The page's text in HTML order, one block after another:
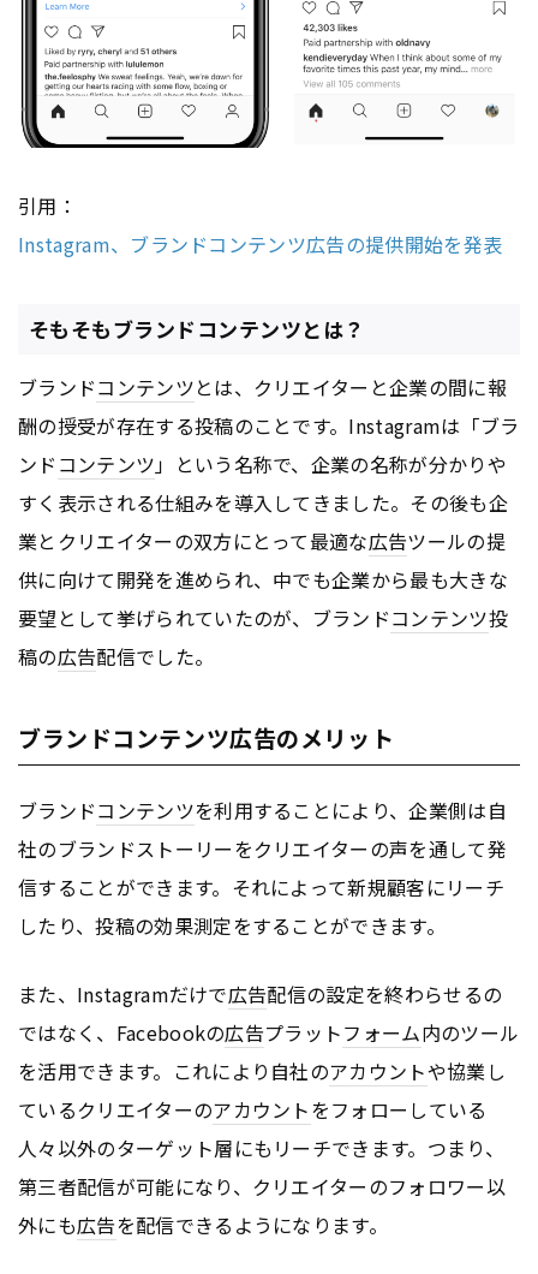
引用：
Instagram、ブランドコンテンツ広告の提供開始を発表
そもそもブランドコンテンツとは？
ブランドコンテンツとは、クリエイターと企業の間に報
酬の授受が存在する投稿のことです。Instagramは「ブラ
ンド コンテンツ」という名称で、企業の名称が分かりや
すく表示される仕組みを導入してきました。その後も企
業とクリエイターの双方にとって最適な広告ツールの提
供に向けて開発を進められ、中でも企業から最も大きな
要望として挙げられていたのが、ブランドコンテンツ投
稿の広告配信でした。
ブランドコンテンツ広告のメリット
ブランドコンテンツを利用することにより、企業側は自
社のブランドストーリーをクリエイターの声を通して発
信することができます。それによって新規顧客にリーチ
したり、投稿の効果測定をすることができます。
また、Instagramだけで広告配信の設定を終わらせるの
ではなく、Facebookの広告プラットフォーム内のツール
を活用できます。これにより自社のアカウントや協業し
ているクリエイターのアカウントをフォローしている
人々以外のターゲット層にもリーチできます。つまり、
第三者配信が可能になり、クリエイターのフォロワー以
外にも広告を配信できるようになります。